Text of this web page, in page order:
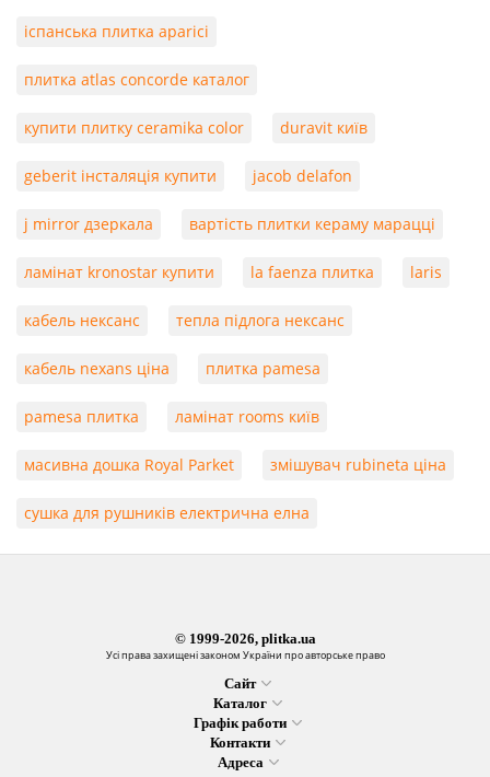
іспанська плитка aparici
плитка atlas concorde каталог
купити плитку ceramika color duravit київ
geberit інсталяція купити jacob delafon
j mirror дзеркала вартість плитки кераму марацці
ламінат kronostar купити la faenza плитка laris
кабель нексанс тепла підлога нексанс
кабель nexans ціна плитка pamesa
pamesa плитка ламінат rooms київ
масивна дошка Royal Parket змішувач rubineta ціна
сушка для рушників електрична елна
© 1999-2026, plitka.ua
Усі права захищені законом України про авторське право
Сайт
Каталог
Графік работи
Контакти
Адреса